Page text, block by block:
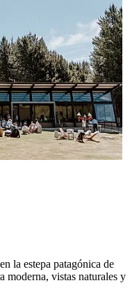
la estepa patagónica de
moderna, vistas naturales y